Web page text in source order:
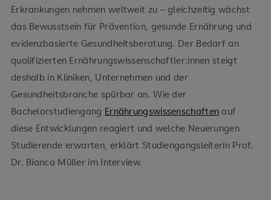
Erkrankungen nehmen weltweit zu – gleichzeitig wächst
das Bewusstsein für Prävention, gesunde Ernährung und
evidenzbasierte Gesundheitsberatung. Der Bedarf an
qualifizierten Ernährungswissenschaftler:innen steigt
deshalb in Kliniken, Unternehmen und der
Gesundheitsbranche spürbar an. Wie der
Bachelorstudiengang Ernährungswissenschaften auf
diese Entwicklungen reagiert und welche Neuerungen
Studierende erwarten, erklärt Studiengangsleiterin Prof.
Dr. Bianca Müller im Interview.